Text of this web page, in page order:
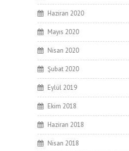
Haziran 2020
Mayıs 2020
Nisan 2020
Şubat 2020
Eylül 2019
Ekim 2018
Haziran 2018
Nisan 2018